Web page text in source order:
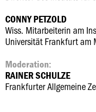
CONNY PETZOLD
Wiss. Mitarbeiterin am
Universität Frankfurt am
Moderation:
RAINER SCHULZE
Frankfurter Allgemeine